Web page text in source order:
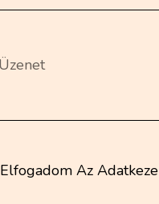
Elfogadom Az